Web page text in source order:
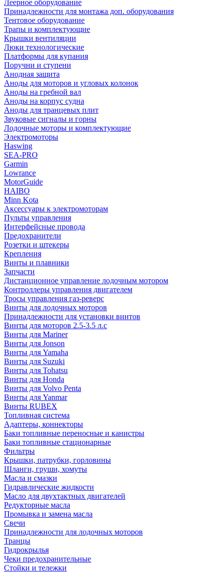
Леерное оборудование
Принадлежности для монтажа доп. оборудования
Тентовое оборудование
Трапы и комплектующие
Крышки вентиляции
Люки технологические
Платформы для купания
Поручни и ступени
Анодная защита
Аноды для моторов и угловых колонок
Аноды на гребной вал
Аноды на корпус судна
Аноды для транцевых плит
Звуковые сигналы и горны
Лодочные моторы и комплектующие
Электромоторы
Haswing
SEA-PRO
Garmin
Lowrance
MotorGuide
HAIBO
Minn Kota
Аксессуары к электромоторам
Пульты управления
Интерфейсные провода
Предохранители
Розетки и штекеры
Крепления
Винты и плавники
Запчасти
Дистанционное управление лодочным мотором
Контроллеры управления двигателем
Тросы управления газ-реверс
Винты для лодочных моторов
Принадлежности для установки винтов
Винты для моторов 2.5-3.5 л.с
Винты для Mariner
Винты для Jonson
Винты для Yamaha
Винты для Suzuki
Винты для Tohatsu
Винты для Honda
Винты для Volvo Penta
Винты для Yanmar
Винты RUBEX
Топливная система
Адаптеры, коннекторы
Баки топливные переносные и канистры
Баки топливные стационарные
Фильтры
Крышки, патрубки, горловины
Шланги, груши, хомуты
Масла и смазки
Гидравлические жидкости
Масло для двухтактных двигателей
Редукторные масла
Промывка и замена масла
Свечи
Принадлежности для лодочных моторов
Транцы
Гидрокрылья
Чеки предохранительные
Стойки и тележки